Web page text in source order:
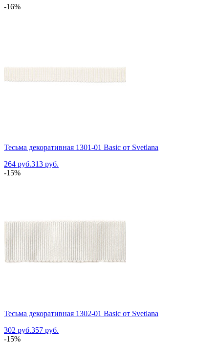
-16%
Тесьма декоративная 1301-01 Basic от Svetlana
264 руб.313 руб.
-15%
Тесьма декоративная 1302-01 Basic от Svetlana
302 руб.357 руб.
-15%